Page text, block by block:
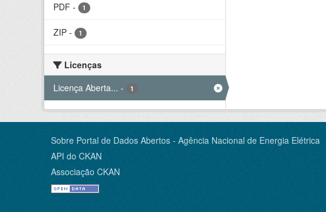
PDF - 1
ZIP - 1
Licenças
Licença Aberta... - 1
Sobre Portal de Dados Abertos - Agência Nacional de Energia Elétrica
API do CKAN
Associação CKAN